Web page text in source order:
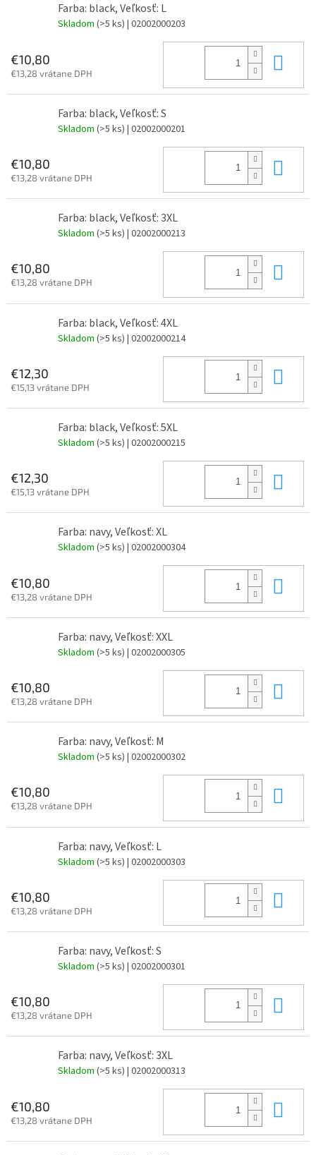
Farba: black, Veľkosť: L
Skladom (>5 ks) | 02002000203
€10,80
€13,28 vrátane DPH
Farba: black, Veľkosť: S
Skladom (>5 ks) | 02002000201
€10,80
€13,28 vrátane DPH
Farba: black, Veľkosť: 3XL
Skladom (>5 ks) | 02002000213
€10,80
€13,28 vrátane DPH
Farba: black, Veľkosť: 4XL
Skladom (>5 ks) | 02002000214
€12,30
€15,13 vrátane DPH
Farba: black, Veľkosť: 5XL
Skladom (>5 ks) | 02002000215
€12,30
€15,13 vrátane DPH
Farba: navy, Veľkosť: XL
Skladom (>5 ks) | 02002000304
€10,80
€13,28 vrátane DPH
Farba: navy, Veľkosť: XXL
Skladom (>5 ks) | 02002000305
€10,80
€13,28 vrátane DPH
Farba: navy, Veľkosť: M
Skladom (>5 ks) | 02002000302
€10,80
€13,28 vrátane DPH
Farba: navy, Veľkosť: L
Skladom (>5 ks) | 02002000303
€10,80
€13,28 vrátane DPH
Farba: navy, Veľkosť: S
Skladom (>5 ks) | 02002000301
€10,80
€13,28 vrátane DPH
Farba: navy, Veľkosť: 3XL
Skladom (>5 ks) | 02002000313
€10,80
€13,28 vrátane DPH